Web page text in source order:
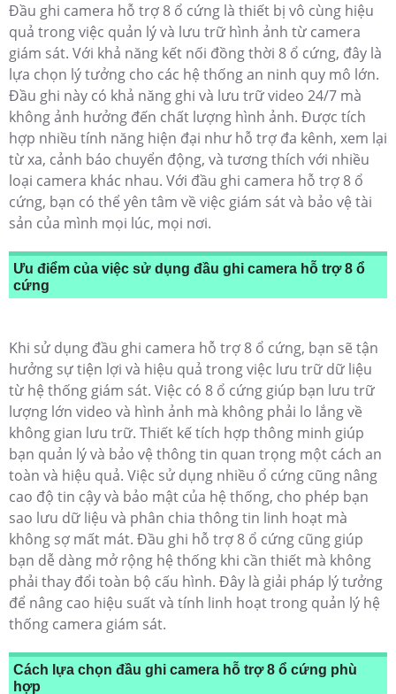
Đầu ghi camera hỗ trợ 8 ổ cứng là thiết bị vô cùng hiệu
quả trong việc quản lý và lưu trữ hình ảnh từ camera
giám sát. Với khả năng kết nối đồng thời 8 ổ cứng, đây là
lựa chọn lý tưởng cho các hệ thống an ninh quy mô lớn.
Đầu ghi này có khả năng ghi và lưu trữ video 24/7 mà
không ảnh hưởng đến chất lượng hình ảnh. Được tích
hợp nhiều tính năng hiện đại như hỗ trợ đa kênh, xem lại
từ xa, cảnh báo chuyển động, và tương thích với nhiều
loại camera khác nhau. Với đầu ghi camera hỗ trợ 8 ổ
cứng, bạn có thể yên tâm về việc giám sát và bảo vệ tài
sản của mình mọi lúc, mọi nơi.
Ưu điểm của việc sử dụng đầu ghi camera hỗ trợ 8 ổ
cứng
Khi sử dụng đầu ghi camera hỗ trợ 8 ổ cứng, bạn sẽ tận
hưởng sự tiện lợi và hiệu quả trong việc lưu trữ dữ liệu
từ hệ thống giám sát. Việc có 8 ổ cứng giúp bạn lưu trữ
lượng lớn video và hình ảnh mà không phải lo lắng về
không gian lưu trữ. Thiết kế tích hợp thông minh giúp
bạn quản lý và bảo vệ thông tin quan trọng một cách an
toàn và hiệu quả. Việc sử dụng nhiều ổ cứng cũng nâng
cao độ tin cậy và bảo mật của hệ thống, cho phép bạn
sao lưu dữ liệu và phân chia thông tin linh hoạt mà
không sợ mất mát. Đầu ghi hỗ trợ 8 ổ cứng cũng giúp
bạn dễ dàng mở rộng hệ thống khi cần thiết mà không
phải thay đổi toàn bộ cấu hình. Đây là giải pháp lý tưởng
để nâng cao hiệu suất và tính linh hoạt trong quản lý hệ
thống camera giám sát.
Cách lựa chọn đầu ghi camera hỗ trợ 8 ổ cứng phù
hợp